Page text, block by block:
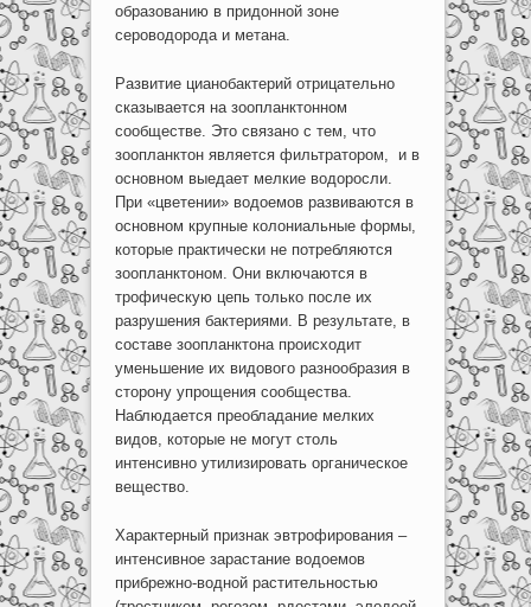
образованию в придонной зоне
сероводорода и метана.
Развитие цианобактерий отрицательно
сказывается на зоопланктонном
сообществе. Это связано с тем, что
зоопланктон является фильтратором, и в
основном выедает мелкие водоросли.
При «цветении» водоемов развиваются в
основном крупные колониальные формы,
которые практически не потребляются
зоопланктоном. Они включаются в
трофическую цепь только после их
разрушения бактериями. В результате, в
составе зоопланктона происходит
уменьшение их видового разнообразия в
сторону упрощения сообщества.
Наблюдается преобладание мелких
видов, которые не могут столь
интенсивно утилизировать органическое
вещество.
Характерный признак эвтрофирования –
интенсивное зарастание водоемов
прибрежно-водной растительностью